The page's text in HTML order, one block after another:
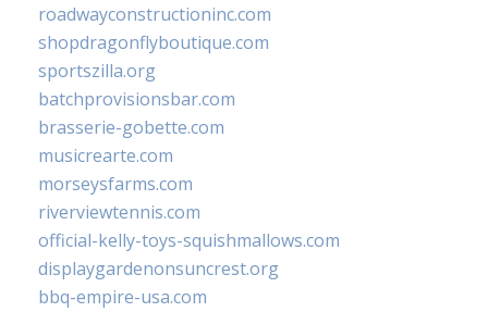
roadwayconstructioninc.com
shopdragonflyboutique.com
sportszilla.org
batchprovisionsbar.com
brasserie-gobette.com
musicrearte.com
morseysfarms.com
riverviewtennis.com
official-kelly-toys-squishmallows.com
displaygardenonsuncrest.org
bbq-empire-usa.com